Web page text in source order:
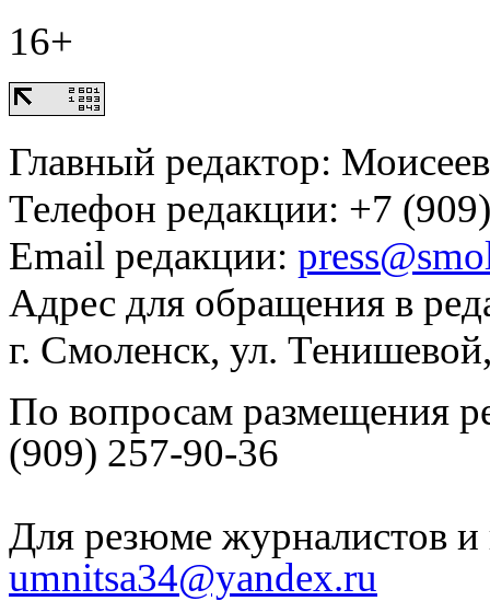
16+
Главный редактор:
Телефон редакции: +7
Email редакции:
Адрес для обращения в
г. Смоленск, ул.
По вопросам размещения
(909) 257-90-36
Для резюме журналистов и
umnitsa34@yandex.ru